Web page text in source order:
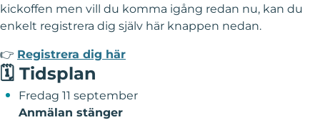
kickoffen men vill du komma igång redan nu, kan du
enkelt registrera dig själv här knappen nedan.
👉 Registrera dig här
🗓️ Tidsplan
Fredag 11 september
Anmälan stänger